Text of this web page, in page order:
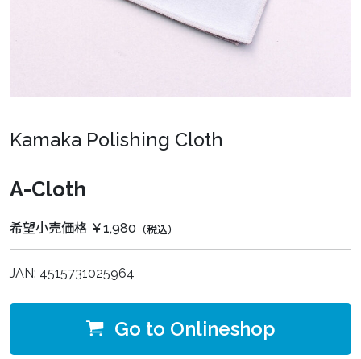
Kamaka Polishing Cloth
A-Cloth
希望小売価格 ￥1,980 （税込）
JAN: 4515731025964
Go to Onlineshop